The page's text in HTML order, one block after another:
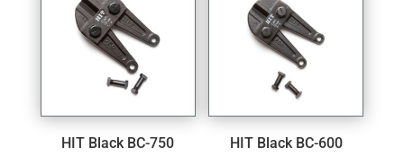
HIT Black BC-750
HIT Black BC-600